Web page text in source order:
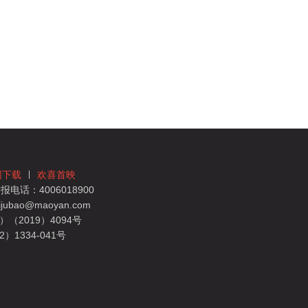
下载
欢喜首映
电话：4006018900
（2019）4094号
）1334-041号